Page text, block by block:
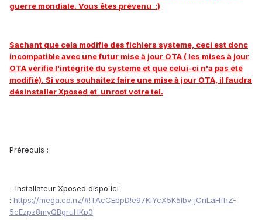
guerre mondiale. Vous êtes prévenu :)
Sachant que cela modifie des fichiers systeme, ceci est donc
incompatible avec une futur mise à jour OTA ( les mises à jour
OTA vérifie l'intégrité du systeme et que celui-ci n'a pas été
modifié). Si vous souhaitez faire une mise à jour OTA, il faudra
désinstaller Xposed et unroot votre tel.
Prérequis :
- installateur Xposed dispo ici
: https://mega.co.nz/#!TAcCEbpD!e97KlYcX5K5Ibv-jCnLaHfhZ-
5cEzpz8myQBgruHKp0